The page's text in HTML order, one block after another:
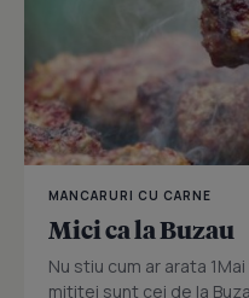
MANCARURI CU CARNE
Mici ca la Buzau
Nu stiu cum ar arata
mititei sunt cei de la